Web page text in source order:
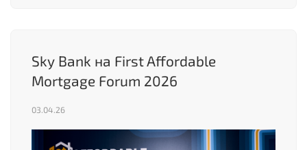
Sky Bank на First Affordable
Mortgage Forum 2026
03.04.26